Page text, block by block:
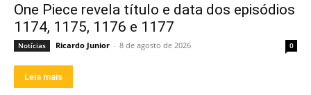
One Piece revela título e data dos episódios
1174, 1175, 1176 e 1177
Notícias Ricardo Junior - 8 de agosto de 2026 0
Leia mais